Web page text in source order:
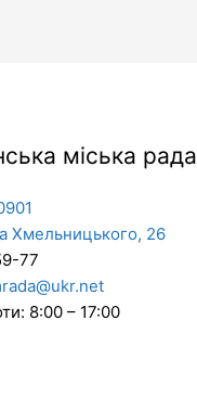
міська рада
Хмельницького, 26
77
8:00 – 17:00